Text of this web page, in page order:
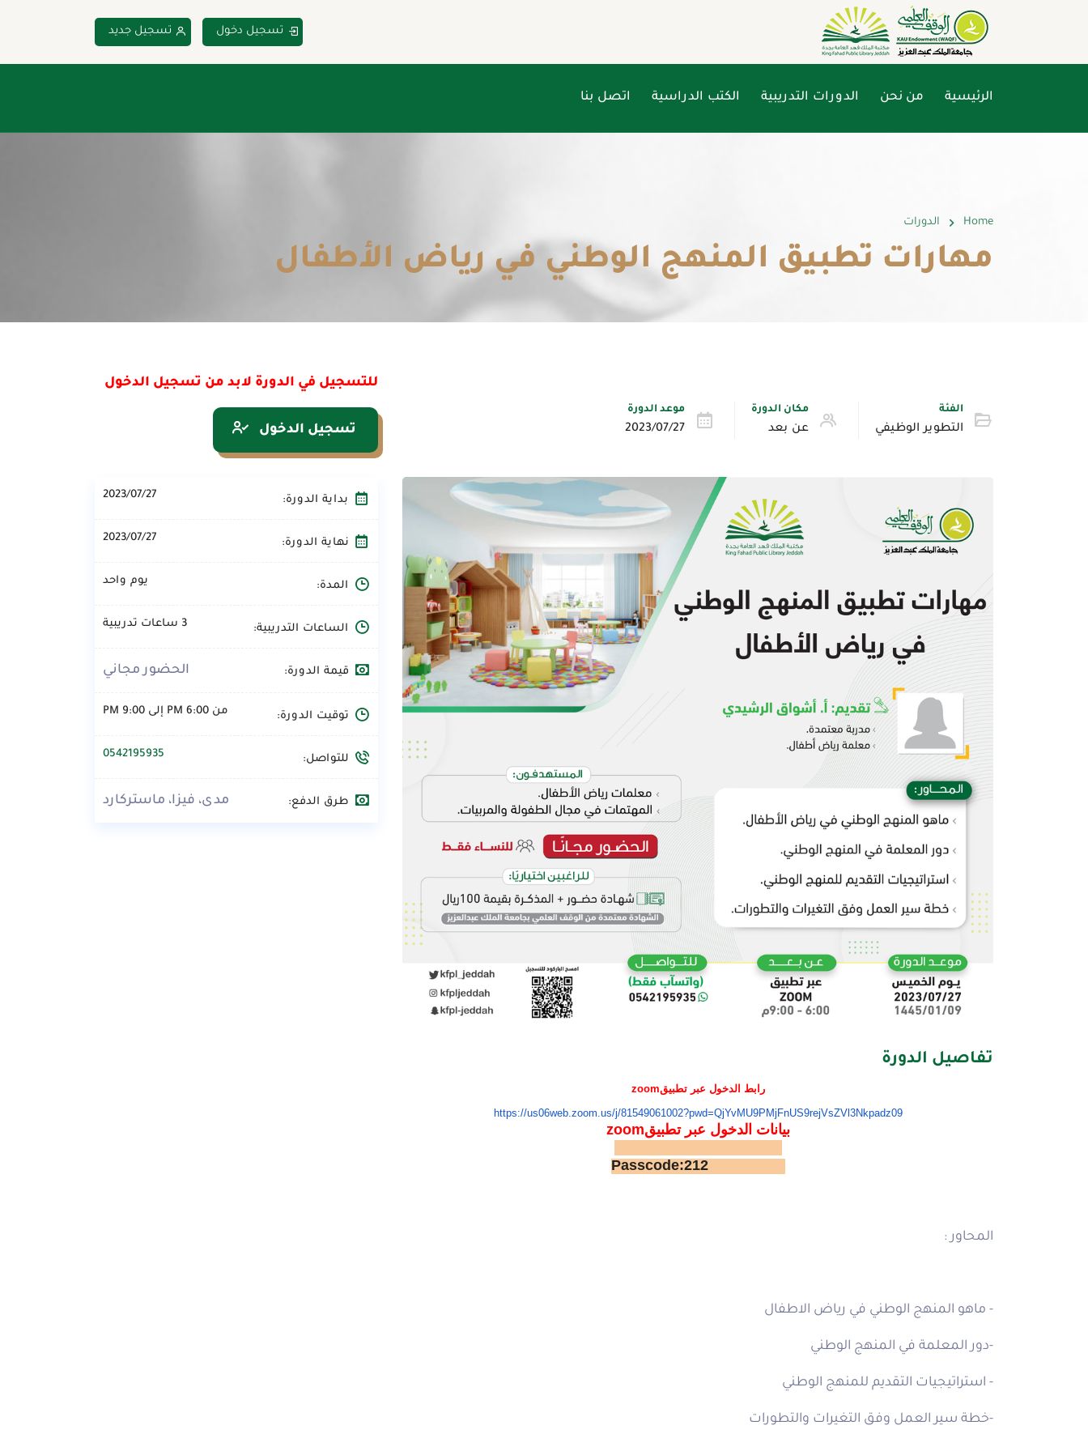
تسجيل دخول تسجيل جديد
الرئيسية من نحن الدورات التدريبية الكتب الدراسية اتصل بنا
Home الدورات
مهارات تطبيق المنهج الوطني في رياض الأطفال
الفئة
التطوير الوظيفي
مكان الدورة
عن بعد
موعد الدورة
2023/07/27
للتسجيل في الدورة لابد من تسجيل الدخول
تسجيل الدخول
تفاصيل الدورة
رابط الدخول عبر تطبيقzoom
https://us06web.zoom.us/j/81549061002?pwd=QjYvMU9PMjFnUS9rejVsZVl3Nkpadz09
بيانات الدخول عبر تطبيقm
zoo
Passcode:212
المحاور :
- ماهو المنهج الوطني في رياض الاطفال
-دور المعلمة في المنهج الوطني
- استراتيجيات التقديم للمنهج الوطني
-خطة سير العمل وفق التغيرات والتطورات
بداية الدورة: 2023/07/27
نهاية الدورة: 2023/07/27
المدة: يوم واحد
الساعات التدريبية: 3 ساعات تدريبية
قيمة الدورة: الحضور مجاني
توقيت الدورة: من 6:00 PM إلى 9:00 PM
للتواصل: 0542195935
طرق الدفع: مدى، فيزا، ماستركارد